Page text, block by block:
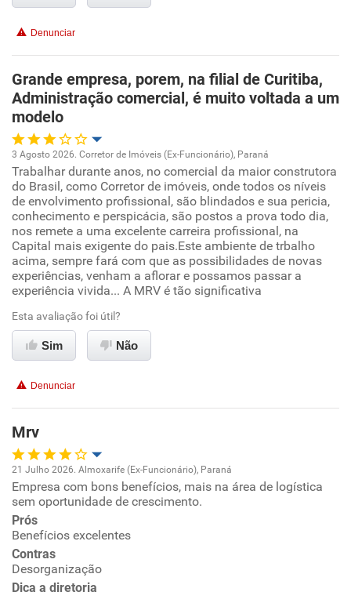
Recomenda a diretoria
Denunciar
Grande empresa, porem, na filial de Curitiba,
Administração comercial, é muito voltada a um
modelo
Oportunidade de promoção
Ambiente de trabalho
Conciliação com a vida familiar
Benefícios
Recomenda esta empresa
Não recomenda a diretoria
3 Agosto 2026. Corretor de Imóveis (Ex-Funcionário), Paraná
Trabalhar durante anos, no comercial da maior construtora
do Brasil, como Corretor de imóveis, onde todos os níveis
de envolvimento profissional, são blindados e sua pericia,
conhecimento e perspicácia, são postos a prova todo dia,
nos remete a uma excelente carreira profissional, na
Capital mais exigente do pais.Este ambiente de trbalho
acima, sempre fará com que as possibilidades de novas
experiências, venham a aflorar e possamos passar a
experiência vivida... A MRV é tão significativa
Esta avaliação foi útil?
Sim Não
Denunciar
Mrv
Oportunidade de promoção
Ambiente de trabalho
Conciliação com a vida familiar
21 Julho 2026. Almoxarife (Ex-Funcionário), Paraná
Empresa com bons benefícios, mais na área de logística
sem oportunidade de crescimento.
Prós
Benefícios excelentes
Contras
Desorganização
Dica a diretoria